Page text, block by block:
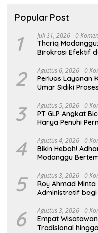
Popular Post
1 Juli 31, 2026 0
Thariq
Birokrasi Efektif
2 Agustus 6, 2026 0
Perluas Layanan
Umar Sidiki
3 Agustus 5, 2026 0
PT GLP Angkat
Hanya Penuhi
4 Agustus 4, 2026 0
Bikin Heboh!
Modanggu
5 Agustus 3, 2026 0
Roy Ahmad
Administratif bagi
6 Agustus 3, 2026 0
Empat
Tradisional